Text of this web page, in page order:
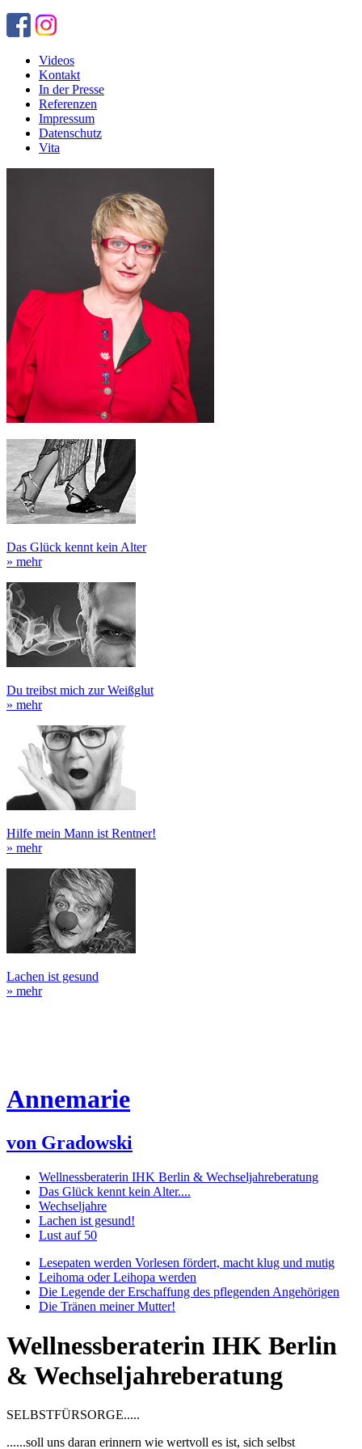
Videos
Kontakt
In der Presse
Referenzen
Impressum
Datenschutz
Vita
Das Glück kennt kein Alter
» mehr
Du treibst mich zur Weißglut
» mehr
Hilfe mein Mann ist Rentner!
» mehr
Lachen ist gesund
» mehr
Annemarie
von Gradowski
Wellnessberaterin IHK Berlin & Wechseljahreberatung
Das Glück kennt kein Alter....
Wechseljahre
Lachen ist gesund!
Lust auf 50
Lesepaten werden Vorlesen fördert, macht klug und mutig
Leihoma oder Leihopa werden
Die Legende der Erschaffung des pflegenden Angehörigen
Die Tränen meiner Mutter!
Wellnessberaterin IHK Berlin
& Wechseljahreberatung
SELBSTFÜRSORGE.....
......soll uns daran erinnern wie wertvoll es ist, sich selbst